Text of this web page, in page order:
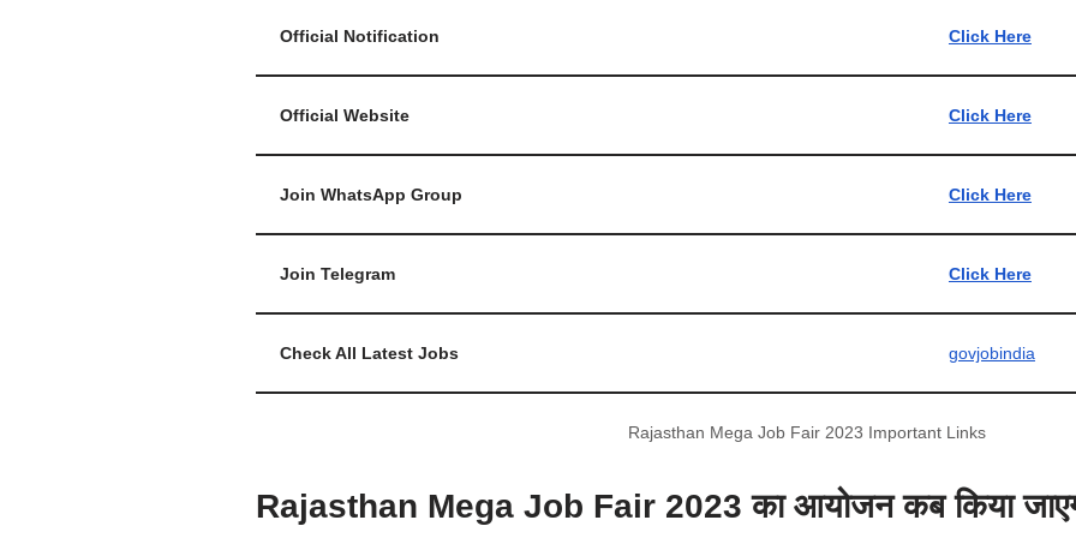
Official Notification Click Here
Official Website Click Here
Join WhatsApp Group Click Here
Join Telegram Click Here
Check All Latest Jobs govjobindia
Rajasthan Mega Job Fair 2023 Important Links
Rajasthan Mega Job Fair 2023 का आयोजन कब किया